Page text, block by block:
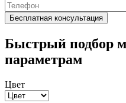
Быстрый подбор
параметрам
Цвет